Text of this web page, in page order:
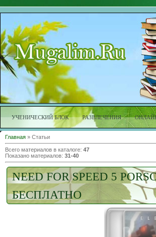
УЧЕНИЧЕСКИЙ БЛОК РАЗВЛЕЧЕНИЯ
Главная » Статьи
Всего материалов в каталоге: 47
Показано материалов: 31-40
NEED FOR SPEED 5
БЕСПЛАТНО